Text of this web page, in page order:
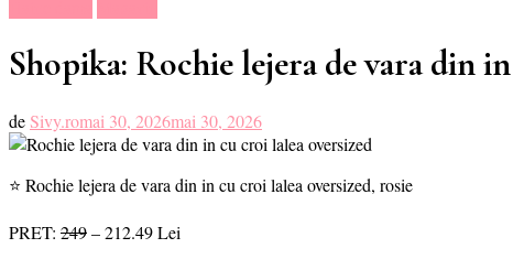
Shopika: Rochie lejera de vara din
de Sivy.romai 30, 2026mai 30, 2026
⭐ Rochie lejera de vara din in cu croi lalea oversized, rosie
PRET: 249– 212.49 Lei